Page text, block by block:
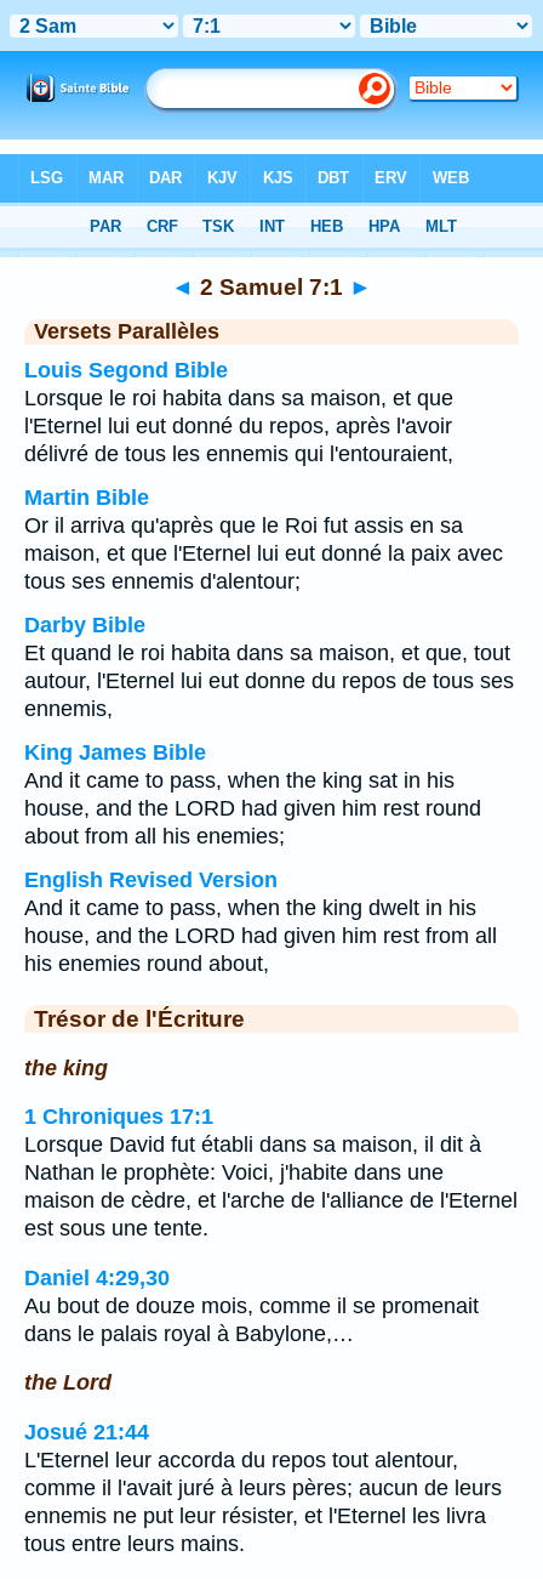
Chapitre 7> Verset 1
◄ 2 Samuel 7:1 ►
Versets Parallèles
Louis Segond Bible
Lorsque le roi habita dans sa maison, et que
l'Eternel lui eut donné du repos, après l'avoir
délivré de tous les ennemis qui l'entouraient,
Martin Bible
Or il arriva qu'après que le Roi fut assis en sa
maison, et que l'Eternel lui eut donné la paix avec
tous ses ennemis d'alentour;
Darby Bible
Et quand le roi habita dans sa maison, et que, tout
autour, l'Eternel lui eut donne du repos de tous ses
ennemis,
King James Bible
And it came to pass, when the king sat in his
house, and the LORD had given him rest round
about from all his enemies;
English Revised Version
And it came to pass, when the king dwelt in his
house, and the LORD had given him rest from all
his enemies round about,
Trésor de l'Écriture
the king
1 Chroniques 17:1
Lorsque David fut établi dans sa maison, il dit à
Nathan le prophète: Voici, j'habite dans une
maison de cèdre, et l'arche de l'alliance de l'Eternel
est sous une tente.
Daniel 4:29,30
Au bout de douze mois, comme il se promenait
dans le palais royal à Babylone,…
the Lord
Josué 21:44
L'Eternel leur accorda du repos tout alentour,
comme il l'avait juré à leurs pères; aucun de leurs
ennemis ne put leur résister, et l'Eternel les livra
tous entre leurs mains.